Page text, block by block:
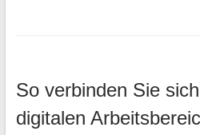
So verbinden Sie
digitalen